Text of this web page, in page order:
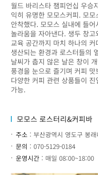
월드 바리스타 챔피언십 우승
익히 유명한 모모스커피. 모
안착했다. 모모스 실내에 들
놀라움을 자아낸다. 생두 창
교육 공간까지 마치 하나의
생산되는 환경과 로스터들의
날씨가 춥지 않은 날은 창이
풍경을 눈으로 즐기며 커피
다양한 커피 관련 상품들이
가능.
모모스 로스터리&커피바
주소 : 부산광역시 영도구 봉
문의 : 070-5129-0184
운영시간 : 매일 08:00~18:00